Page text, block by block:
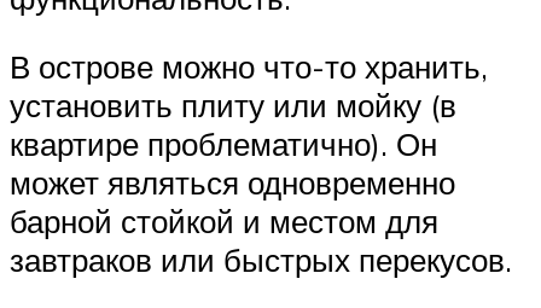
В острове можно что-то хранить,
установить плиту или мойку (в
квартире проблематично). Он
может являться одновременно
барной стойкой и местом для
завтраков или быстрых перекусов.